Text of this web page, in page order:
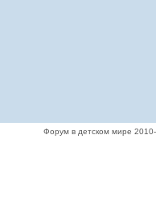
Форум в детском мире